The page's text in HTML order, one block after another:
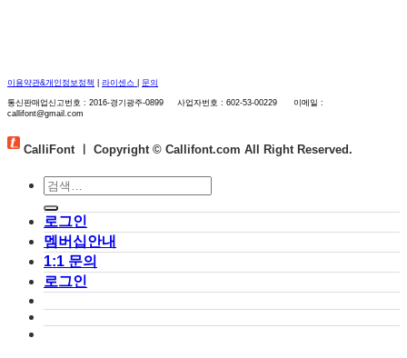
이용약관&개인정보정책 라이센스 문의
통신판매업신고번호 : 2016-경기광주-0899 사업자번호 : 602-53-00229 이메일 :
callifont@gmail.com
CalliFont ㅣ Copyright © Callifont.com All Right Reserved.
검
색:
로그인
멤버십안내
1:1 문의
로그인